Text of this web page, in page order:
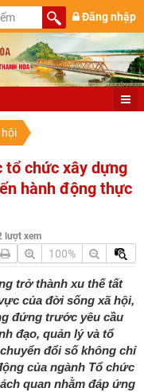
Đăng nhập
hội
tổ chức xây dựng
hành động thực
lượt xem
100%
trở thành xu thế tất
của đời sống xã hội,
đứng trước yêu cầu
đạo, quản lý và tổ
đổi số không chỉ
của ngành Tổ chức
quan nhằm đáp ứng